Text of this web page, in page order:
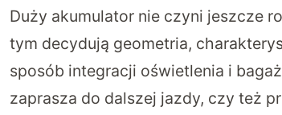
Duży akumulator nie czyni jeszcze
tym decydują geometria,
sposób integracji oświetlenia i
zaprasza do dalszej jazdy, czy też